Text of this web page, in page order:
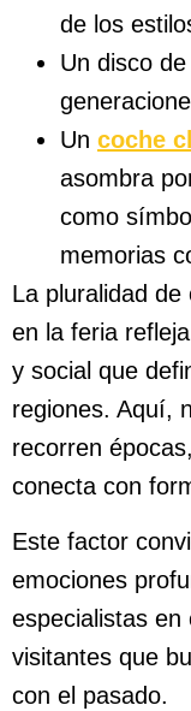
de los
Un disco
Un coche
asombra
como
memorias
La pluralidad
en la feria
y social que
regiones. Aquí,
recorren
conecta con
Este factor
emociones
especialistas en
visitantes que
con el pasado.